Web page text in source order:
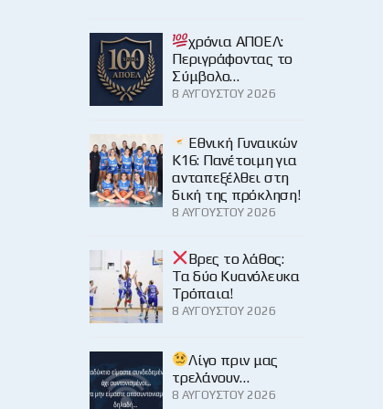
χρόνια ΑΠΟΕΛ:
Περιγράφοντας το
Σύμβολο…
8 ΑΥΓΟΎΣΤΟΥ 2026
Εθνική Γυναικών
Κ16: Πανέτοιμη για
ανταπεξέλθει στη
δική της πρόκληση!
8 ΑΥΓΟΎΣΤΟΥ 2026
Βρες το λάθος:
Τα δύο Κυανόλευκα
Τρόπαια!
8 ΑΥΓΟΎΣΤΟΥ 2026
Λίγο πριν μας
τρελάνουν…
8 ΑΥΓΟΎΣΤΟΥ 2026